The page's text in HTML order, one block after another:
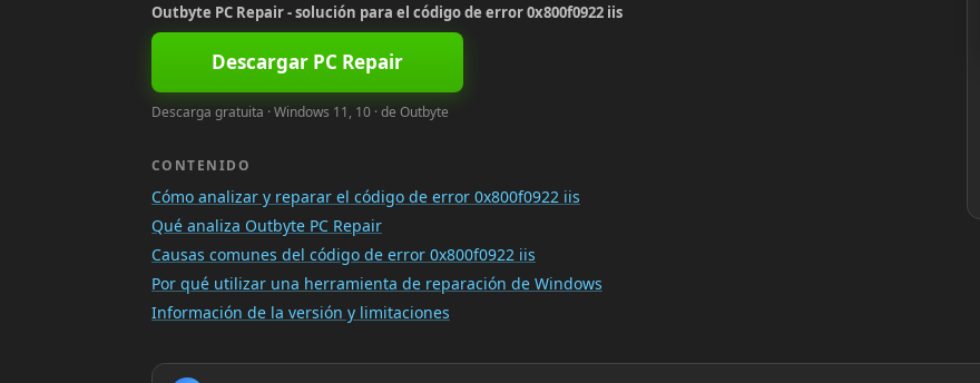
Outbyte PC Repair - solución para el código de error 0x800f0922 iis
Descargar PC Repair
Descarga gratuita · Windows 11, 10 · de Outbyte
CONTENIDO
Cómo analizar y reparar el código de error 0x800f0922 iis
Qué analiza Outbyte PC Repair
Causas comunes del código de error 0x800f0922 iis
Por qué utilizar una herramienta de reparación de Windows
Información de la versión y limitaciones